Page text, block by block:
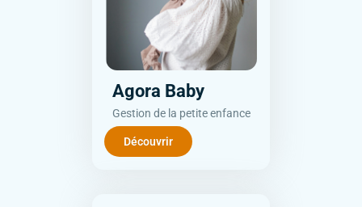
Agora Baby
Gestion de la petite enfance
Découvrir